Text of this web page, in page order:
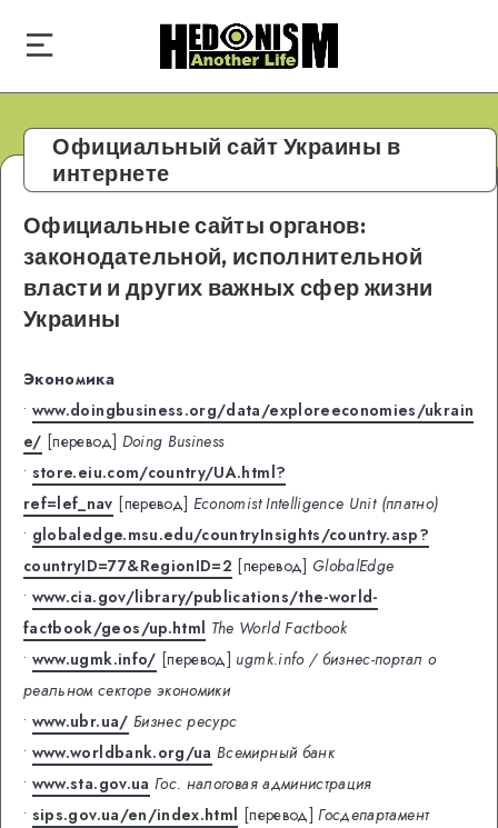
Официальный сайт Украины в
интернете
Официальные сайты органов:
законодательной, исполнительной
власти и других важных сфер жизни
Украины
Экономика
• www.doingbusiness.org/data/exploreeconomies/ukrain
e/ [перевод] Doing Business
• store.eiu.com/country/UA.html?
ref=lef_nav [перевод] Economist Intelligence Unit (платно)
• globaledge.msu.edu/countryInsights/country.asp?
countryID=77&RegionID=2 [перевод] GlobalEdge
• www.cia.gov/library/publications/the-world-
factbook/geos/up.html The World Factbook
• www.ugmk.info/ [перевод] ugmk.info / бизнес-портал о
реальном секторе экономики
• www.ubr.ua/ Бизнес ресурс
• www.worldbank.org/ua Всемирный банк
• www.sta.gov.ua Гос. налоговая администрация
• sips.gov.ua/en/index.html [перевод] Госдепартамент